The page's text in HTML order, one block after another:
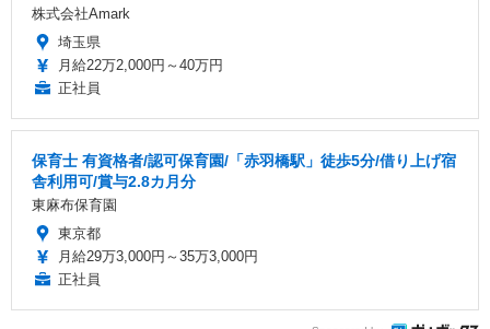
株式会社Amark
埼玉県
月給22万2,000円～40万円
正社員
保育士 有資格者/認可保育園/「赤羽橋駅」徒歩5分/借り上げ宿
舎利用可/賞与2.8カ月分
東麻布保育園
東京都
月給29万3,000円～35万3,000円
正社員